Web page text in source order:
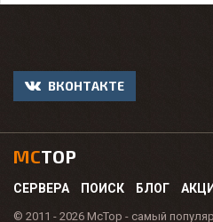
ВКОНТАКТЕ
MCTOP
СЕРВЕРА ПОИСК БЛОГ
© 2011 - 2026 McTop - самый